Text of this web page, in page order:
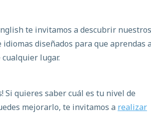
te invitamos a descubrir nuestros
idiomas diseñados para que aprendas
lugar.
Si quieres saber cuál es tu nivel de
mejorarlo, te invitamos a realizar